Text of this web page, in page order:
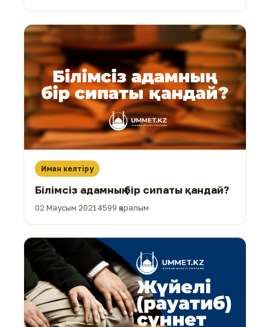
Иман келтіру
Білімсіз адамның бір сипаты қандай?
02 Маусым 2021 4599 қаралым